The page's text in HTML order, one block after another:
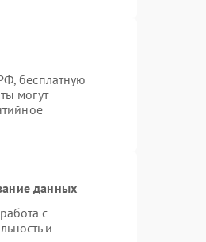
бесплатную
могут
данных
с
и